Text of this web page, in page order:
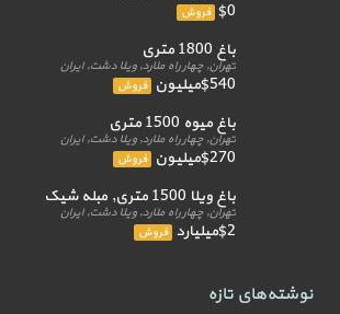
$0 فروش
باغ 1800 متری
تهران, چهار راه ملارد, ویلا دشت, ایران
$540میلیون فروش
باغ میوه 1500 متری
تهران, چهار راه ملارد, ویلا دشت, ایران
$270میلیون فروش
باغ ویلا 1500 متری, مبله شیک
تهران, چهار راه ملارد, ویلا دشت, ایران
$2میلیارد فروش
نوشته‌های تازه